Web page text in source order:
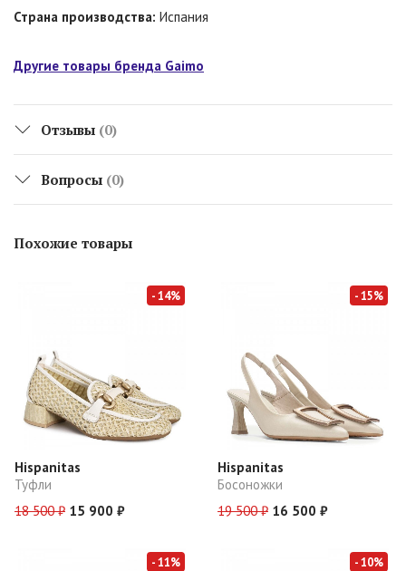
Страна производства: Испания
Другие товары бренда Gaimo
Отзывы (0)
Вопросы (0)
Похожие товары
- 14%
Hispanitas
Туфли
18 500 ₽ 15 900 ₽
- 15%
Hispanitas
Босоножки
19 500 ₽ 16 500 ₽
- 11% - 10%